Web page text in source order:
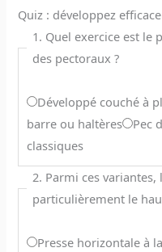
Quiz : développez
1. Quel exercice est le
des pectoraux ?
Développé couché à
barre ou haltères
Pec
classiques
2. Parmi ces
particulièrement le
Presse horizontale à